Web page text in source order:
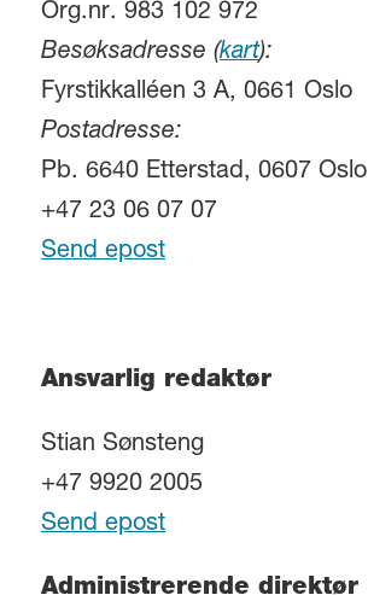
Org.nr. 983 102 972
Besøksadresse (kart):
Fyrstikkalléen 3 A, 0661 Oslo
Postadresse:
Pb. 6640 Etterstad, 0607 Oslo
+47 23 06 07 07
Send epost
Ansvarlig redaktør
Stian Sønsteng
+47 9920 2005
Send epost
Administrerende direktør